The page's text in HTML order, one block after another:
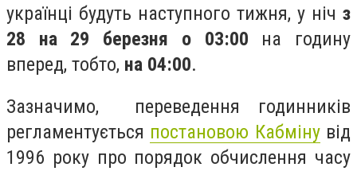
українці будуть наступного тижня, у ніч з
28 на 29 березня о 03:00 на годину
вперед, тобто, на 04:00.
Зазначимо, переведення годинників
регламентується постановою Кабмінувід
1996 року про порядок обчислення часу